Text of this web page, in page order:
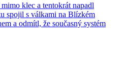
klec a tentokrát napadl
spojil s válkami na Blízkém
a odmítl, že současný systém